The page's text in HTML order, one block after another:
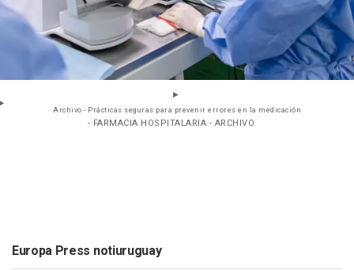
Archivo - Prácticas seguras para prevenir errores en la medicación
- FARMACIA HOSPITALARIA - ARCHIVO
Europa Press notiuruguay